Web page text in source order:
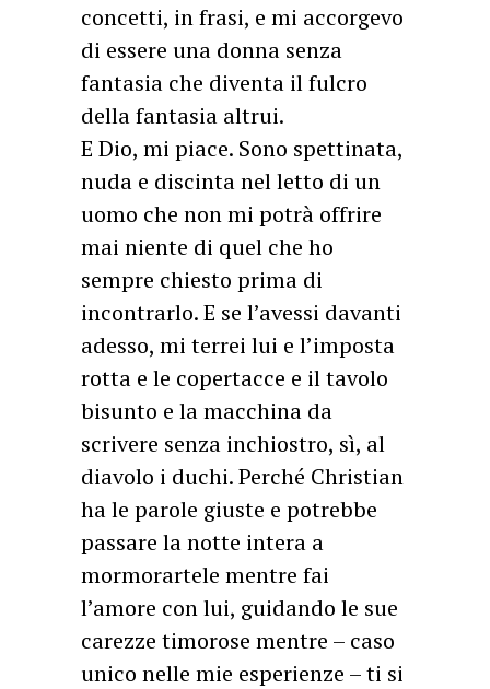
concetti, in frasi, e mi accorgevo
di essere una donna senza
fantasia che diventa il fulcro
della fantasia altrui.
E Dio, mi piace. Sono spettinata,
nuda e discinta nel letto di un
uomo che non mi potrà offrire
mai niente di quel che ho
sempre chiesto prima di
incontrarlo. E se l’avessi davanti
adesso, mi terrei lui e l’imposta
rotta e le copertacce e il tavolo
bisunto e la macchina da
scrivere senza inchiostro, sì, al
diavolo i duchi. Perché Christian
ha le parole giuste e potrebbe
passare la notte intera a
mormorartele mentre fai
l’amore con lui, guidando le sue
carezze timorose mentre – caso
unico nelle mie esperienze – ti si